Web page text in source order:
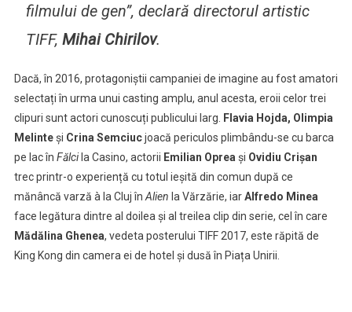
filmului de gen”, declară directorul artistic
TIFF, Mihai Chirilov.
Dacă, în 2016, protagoniștii campaniei de imagine au fost amatori
selectați în urma unui casting amplu, anul acesta, eroii celor trei
clipuri sunt actori cunoscuți publicului larg.
Flavia Hojda, Olimpia
Melinteși Crina Semciucjoacă periculos plimbându-se cu barca
pe lac în Fălci la Casino, actorii Emilian Oprea și Ovidiu Crișan
trec printr-o experiență cu totul ieșită din comun după ce
mănâncă varză à la Cluj în Alien la Vărzărie, iarAlfredo Minea
face legătura dintre al doilea și al treilea clip din serie, cel în care
Mădălina Ghenea, vedeta posterului TIFF 2017, este răpită de
King Kong din camera ei de hotel și dusă în Piața Unirii.